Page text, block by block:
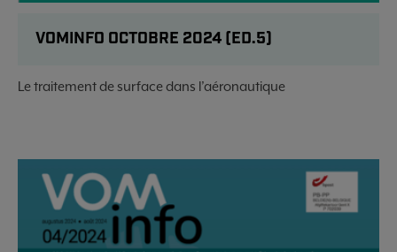
VOMINFO OCTOBRE 2024 (ED.5)
Le traitement de surface dans l’aéronautique